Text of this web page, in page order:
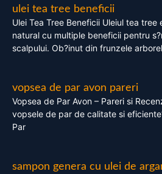
ulei tea tree beneficii
Ulei Tea Tree Beneficii Uleiul tea
natural cu multiple beneficii pentru
scalpului. Ob?inut din frunzele
vopsea de par avon pareri
Vopsea de Par Avon – Pareri si
vopsele de par de calitate si
Par
sampon genera cu ulei de